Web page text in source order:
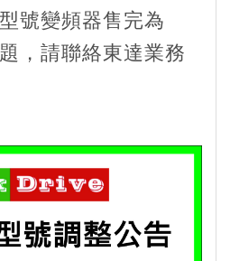
號變頻器售完為
，請聯絡東達業務